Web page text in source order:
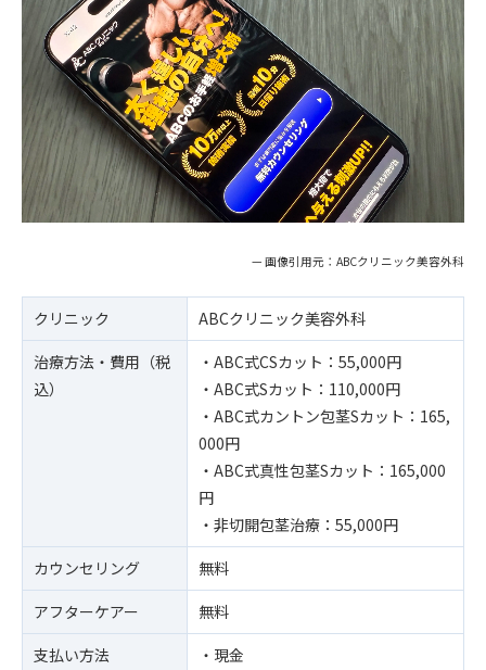
— 画像引用元：ABCクリニック美容外科
クリニック
ABCクリニック美容外科
治療方法・費用（税
込）
・ABC式CSカット：55,000円
・ABC式Sカット：110,000円
・ABC式カントン包茎Sカット：165,
000円
・ABC式真性包茎Sカット：165,000
円
・非切開包茎治療：55,000円
カウンセリング
無料
アフターケアー
無料
支払い方法
・現金